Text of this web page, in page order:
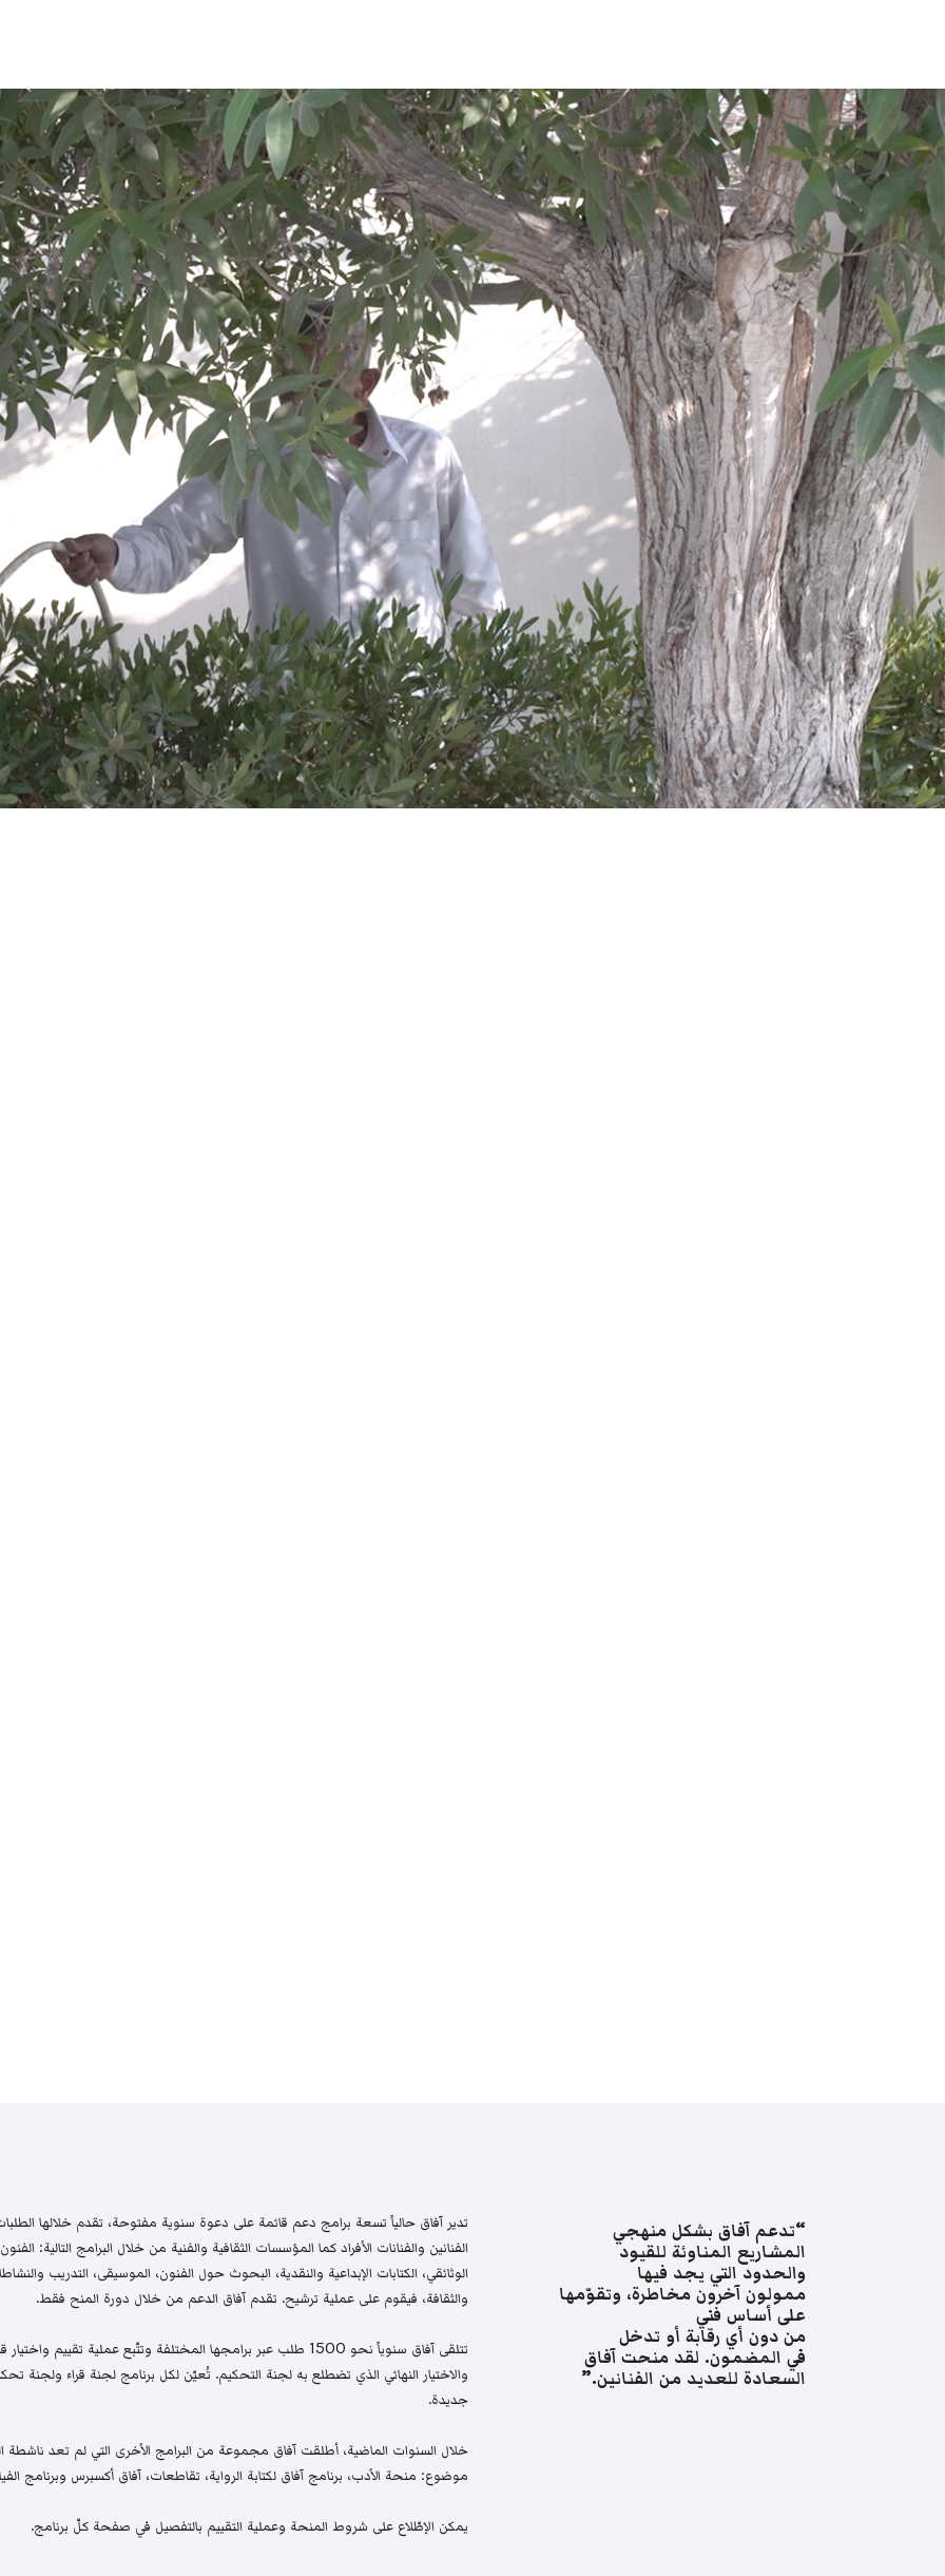
“تدعم آفاق بشكل منهجي
المشاريع المناوئة للقيود
والحدود التي يجد فيها
ممولون آخرون مخاطرة، وتقوّمها
على أساس فني
من دون أي رقابة أو تدخل
في المضمون. لقد منحت آفاق
السعادة للعديد من الفنانين.”
تدير آفاق حالياً تسعة برامج دعم قائمة على دعوة سنوية مفتوحة، تقدم خلالها
الفنانين والفنانات الأفراد كما المؤسسات الثقافية والفنية من خلال البرامج التالية:
الوثائقي، الكتابات الإبداعية والنقدية، البحوث حول الفنون، الموسيقى، التدريب
والثقافة، فيقوم على عملية ترشيح. تقدم آفاق الدعم من خلال دورة المنح فقط.
تتلقى آفاق سنوياً نحو 1500 طلب عبر برامجها المختلفة وتتّبع عملية
والاختيار النهائي الذي تضطلع به لجنة التحكيم. تُعيّن لكل برنامج لجنة قراء
جديدة.
خلال السنوات الماضية، أطلقت آفاق مجموعة من البرامج الأخرى التي لم تعد ناشطة
موضوع: منحة الأدب، برنامج آفاق لكتابة الرواية، تقاطعات، آفاق أكسبرس وبرنامج
يمكن الإطّلاع على شروط المنحة وعملية التقييم بالتفصيل في صفحة كلّ برنامج.